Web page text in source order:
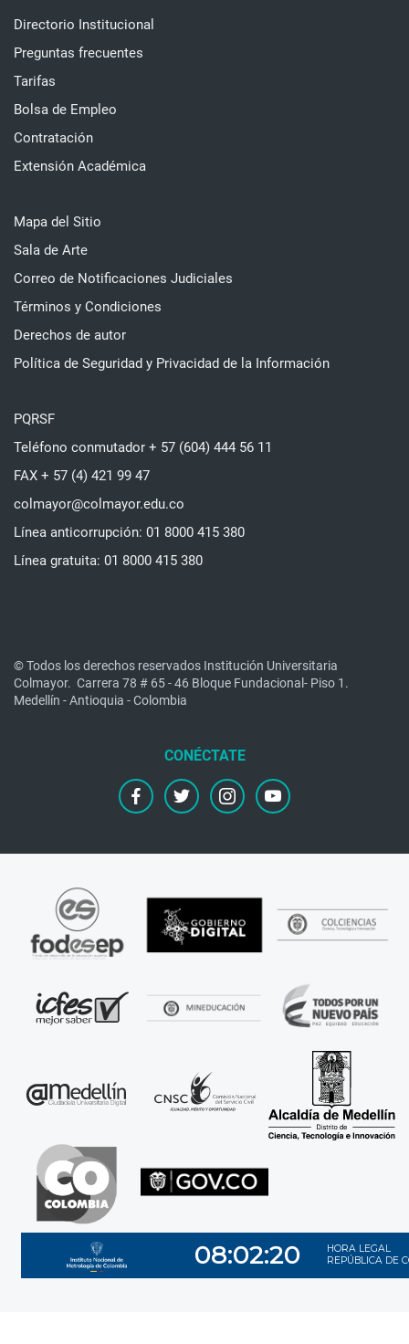
Directorio Institucional
Preguntas frecuentes
Tarifas
Bolsa de Empleo
Contratación
Extensión Académica
Mapa del Sitio
Sala de Arte
Correo de Notificaciones Judiciales
Términos y Condiciones
Derechos de autor
Política de Seguridad y Privacidad de la Información
PQRSF
Teléfono conmutador + 57 (604) 444 56 11
FAX + 57 (4) 421 99 47
colmayor@colmayor.edu.co
Línea anticorrupción: 01 8000 415 380
Línea gratuita: 01 8000 415 380
© Todos los derechos reservados Institución Universitaria
Colmayor. Carrera 78 # 65 - 46 Bloque Fundacional- Piso 1.
Medellín - Antioquia - Colombia